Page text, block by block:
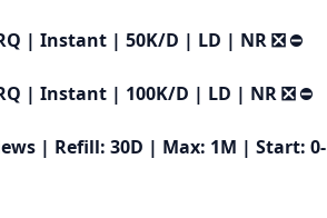
| Instant | 50K/D | LD | NR ❎⛔
| Instant | 100K/D | LD | NR ❎⛔
| Refill: 30D | Max: 1M | Start: 0-